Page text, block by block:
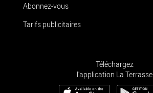
Abonnez-vous
Tarifs publicitaires
Téléchargez
l'application La Terrasse